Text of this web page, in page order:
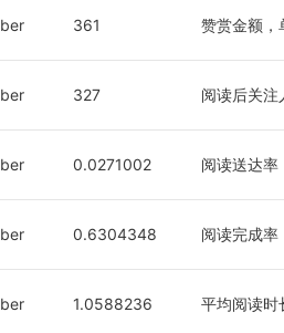
361 赞赏金额，
327 阅读后关注
0.0271002 阅读送达率
0.6304348 阅读完成率
1.0588236 平均阅读时